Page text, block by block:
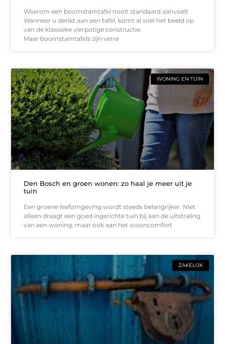
Waarom een boomstamtafel nooit standaard aanvoelt
Wanneer u denkt aan een tafel, komt al snel het beeld op
van de klassieke vierpotige constructie.
Maar boomstamtafels zijn verre
WONING EN TUIN
Den Bosch en groen wonen: zo haal je meer uit je
tuin
Een groene leefomgeving wordt steeds belangrijker. Niet
alleen draagt een goed ingerichte tuin bij aan de uitstraling
van een woning, maar ook aan het wooncomfort
ZAKELIJK